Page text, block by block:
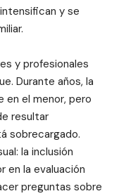
y se
y profesionales
Durante años, la
el menor, pero
resultar
sobrecargado.
la inclusión
en la evaluación
preguntas sobre